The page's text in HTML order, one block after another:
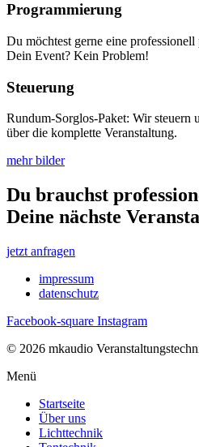
Programmierung
Du möchtest gerne eine
Dein Event? Kein Problem!
Steuerung
Rundum-Sorglos-Paket: Wir steuern
über die komplette Veranstaltung.
mehr bilder
Du brauchst
Deine nächste
jetzt anfragen
impressum
datenschutz
Facebook-square Instagram
© 2026 mkaudio
Menü
Startseite
Über uns
Lichttechnik